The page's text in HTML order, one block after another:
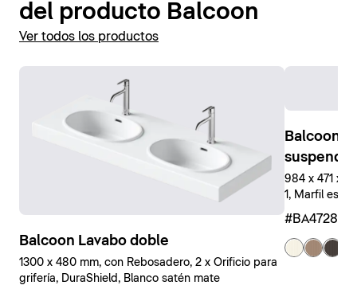
del producto Balcoon
Ver todos los productos
Balcoon Lavabo doble
1300 x 480 mm, con Rebosadero, 2 x Orificio para
grifería, DuraShield, Blanco satén mate
Balcoon
984 x 471 x
1, Marfil